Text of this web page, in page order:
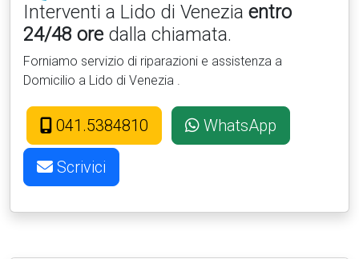
Interventi a Lido di Venezia entro
24/48 ore dalla chiamata.
Forniamo servizio di riparazioni e assistenza a
Domicilio a Lido di Venezia .
041.5384810 WhatsApp
Scrivici